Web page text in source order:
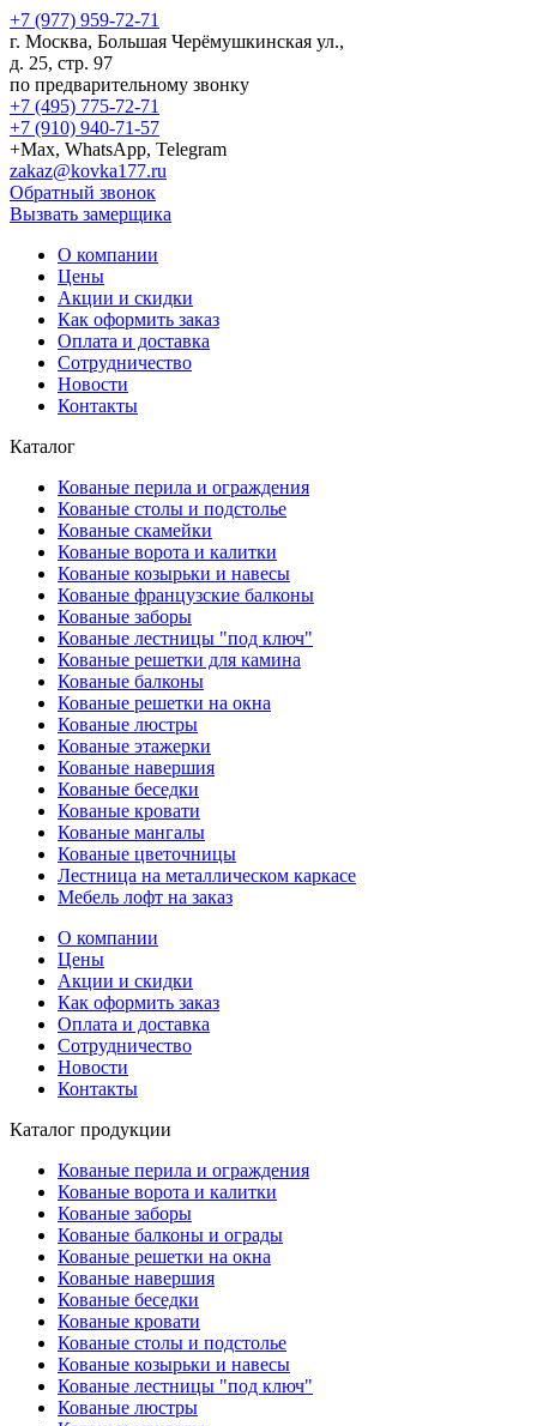
+7 (977) 959-72-71
г. Москва, Большая Черёмушкинская ул.,
д. 25, стр. 97
по предварительному звонку
+7 (495) 775-72-71
+7 (910) 940-71-57
+Max, WhatsApp, Telegram
zakaz@kovka177.ru
Обратный звонок
Вызвать замерщика
О компании
Цены
Акции и скидки
Как оформить заказ
Оплата и доставка
Сотрудничество
Новости
Контакты
Каталог
Кованые перила и ограждения
Кованые столы и подстолье
Кованые скамейки
Кованые ворота и калитки
Кованые козырьки и навесы
Кованые французские балконы
Кованые заборы
Кованые лестницы "под ключ"
Кованые решетки для камина
Кованые балконы
Кованые решетки на окна
Кованые люстры
Кованые этажерки
Кованые навершия
Кованые беседки
Кованые кровати
Кованые мангалы
Кованые цветочницы
Лестница на металлическом каркасе
Мебель лофт на заказ
О компании
Цены
Акции и скидки
Как оформить заказ
Оплата и доставка
Сотрудничество
Новости
Контакты
Каталог продукции
Кованые перила и ограждения
Кованые ворота и калитки
Кованые заборы
Кованые балконы и ограды
Кованые решетки на окна
Кованые навершия
Кованые беседки
Кованые кровати
Кованые столы и подстолье
Кованые козырьки и навесы
Кованые лестницы "под ключ"
Кованые люстры